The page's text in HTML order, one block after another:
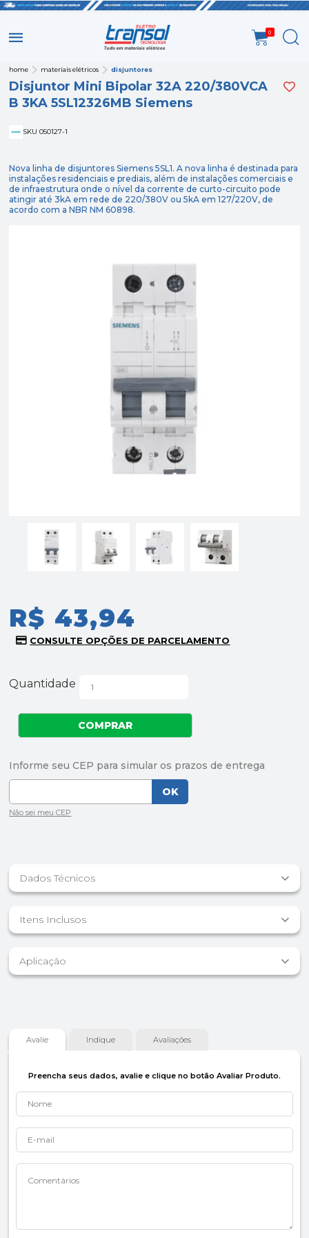
0
home materiais elétricos disjuntores
Disjuntor Mini Bipolar 32A 220/380VCA
B 3KA 5SL12326MB Siemens
SKU 050127-1
Nova linha de disjuntores Siemens 5SL1. A nova linha é destinada para
instalações residenciais e prediais, além de instalações comerciais e
de infraestrutura onde o nível da corrente de curto-circuito pode
atingir até 3kA em rede de 220/380V ou 5kA em 127/220V, de
acordo com a NBR NM 60898.
R$ 43,94
Quantidade
Dados Técnicos
Itens Inclusos
Aplicação
Avalie Indique Avaliações
Preencha seus dados, avalie e clique no botão Avaliar Produto.